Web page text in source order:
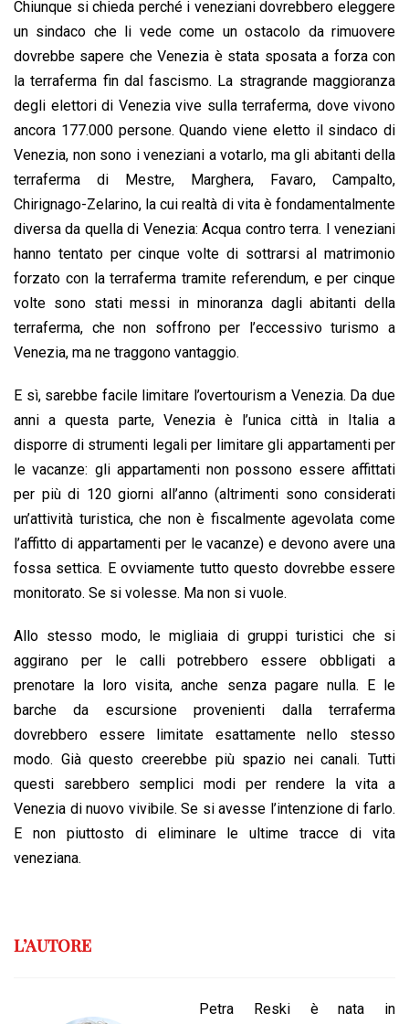
Chiunque si chieda perché i veneziani dovrebbero eleggere
un sindaco che li vede come un ostacolo da rimuovere
dovrebbe sapere che Venezia è stata sposata a forza con
la terraferma fin dal fascismo. La stragrande maggioranza
degli elettori di Venezia vive sulla terraferma, dove vivono
ancora 177.000 persone. Quando viene eletto il sindaco di
Venezia, non sono i veneziani a votarlo, ma gli abitanti della
terraferma di Mestre, Marghera, Favaro, Campalto,
Chirignago-Zelarino, la cui realtà di vita è fondamentalmente
diversa da quella di Venezia: Acqua contro terra. I veneziani
hanno tentato per cinque volte di sottrarsi al matrimonio
forzato con la terraferma tramite referendum, e per cinque
volte sono stati messi in minoranza dagli abitanti della
terraferma, che non soffrono per l’eccessivo turismo a
Venezia, ma ne traggono vantaggio.
E sì, sarebbe facile limitare l’overtourism a Venezia. Da due
anni a questa parte, Venezia è l’unica città in Italia a
disporre di strumenti legali per limitare gli appartamenti per
le vacanze: gli appartamenti non possono essere affittati
per più di 120 giorni all’anno (altrimenti sono considerati
un’attività turistica, che non è fiscalmente agevolata come
l’affitto di appartamenti per le vacanze) e devono avere una
fossa settica. E ovviamente tutto questo dovrebbe essere
monitorato. Se si volesse. Ma non si vuole.
Allo stesso modo, le migliaia di gruppi turistici che si
aggirano per le calli potrebbero essere obbligati a
prenotare la loro visita, anche senza pagare nulla. E le
barche da escursione provenienti dalla terraferma
dovrebbero essere limitate esattamente nello stesso
modo. Già questo creerebbe più spazio nei canali. Tutti
questi sarebbero semplici modi per rendere la vita a
Venezia di nuovo vivibile. Se si avesse l’intenzione di farlo.
E non piuttosto di eliminare le ultime tracce di vita
veneziana.
L’AUTORE
Petra Reski è nata in